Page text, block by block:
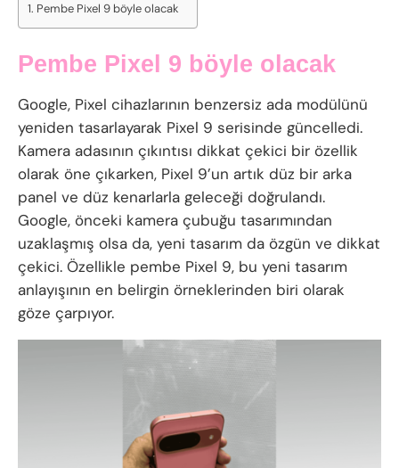
Pembe Pixel 9 böyle olacak
Pembe Pixel 9 böyle olacak
Google, Pixel cihazlarının benzersiz ada modülünü
yeniden tasarlayarak Pixel 9 serisinde güncelledi.
Kamera adasının çıkıntısı dikkat çekici bir özellik
olarak öne çıkarken, Pixel 9’un artık düz bir arka
panel ve düz kenarlarla geleceği doğrulandı.
Google, önceki kamera çubuğu tasarımından
uzaklaşmış olsa da, yeni tasarım da özgün ve dikkat
çekici. Özellikle pembe Pixel 9, bu yeni tasarım
anlayışının en belirgin örneklerinden biri olarak
göze çarpıyor.